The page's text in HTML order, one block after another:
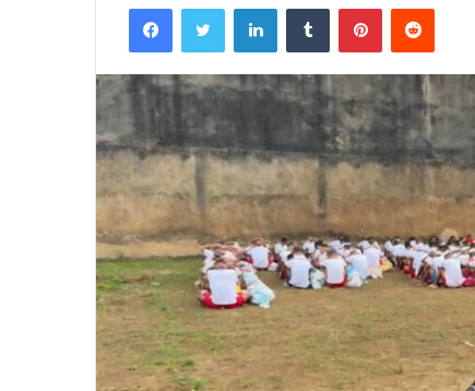
mail
FacebookTwitter LinkedinTumblr PinterestReddit